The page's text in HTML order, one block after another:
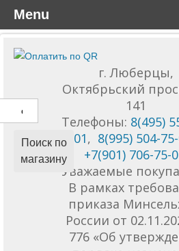
Поиск по
магазину
г. Люберцы,
Октябрьский
141
Телефоны: 8(495)
01, 8(995) 504-
+7(901) 706-75-
Уважаемые
В рамках
приказа
России от
776 «Об
Menu